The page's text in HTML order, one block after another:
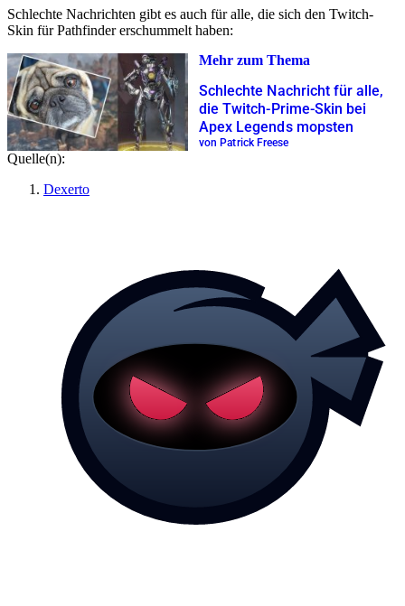
Schlechte Nachrichten gibt es auch für alle, die sich den Twitch-
Skin für Pathfinder erschummelt haben:
Mehr zum Thema
Schlechte Nachricht für alle,
die Twitch-Prime-Skin bei
Apex Legends mopsten
von Patrick Freese
Quelle(n):
Dexerto